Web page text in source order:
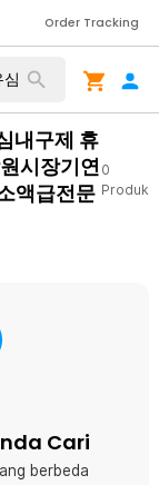
Order Tracking
내구제 휴
시장기연
액급전문
0
Produk
Cari
berbeda